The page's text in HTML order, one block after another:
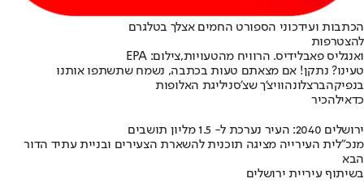
הכתבות ועידכוני הספורט החמים אצלך בטלגרם
להצטרפות
ואנגליס פאבלידיס. הרוויח מהטעויות,צילום: EPA
טעינו? נתקן! אם מצאתם טעות בכתבה, נשמח שתשתפו אותנו
בנפיקהברצלונהוויצ'ך שצ'סניליגת האלופות
כדאילהכיר
ירושלים 2040: העיר נערכת ל- 1.5 מליון תושבים
מנכ"לית העירייה מציגה תוכנית להשארת הצעירים ובניית עתיד הדור
הבא
בשיתוף עיריית ירושלים